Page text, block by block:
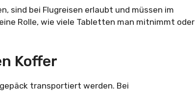
sind bei Flugreisen erlaubt und müssen im
Rolle, wie viele Tabletten man mitnimmt oder
Koffer
transportiert werden. Bei